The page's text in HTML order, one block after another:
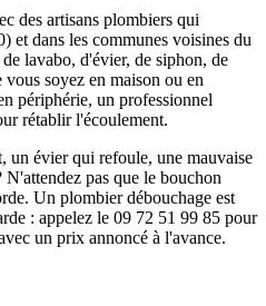
des artisans plombiers qui
et dans les communes voisines du
lavabo, d'évier, de siphon, de
soyez en maison ou en
périphérie, un professionnel
rétablir l'écoulement.
un évier qui refoule, une mauvaise
pas que le bouchon
Un plombier débouchage est
: appelez le 09 72 51 99 85 pour
un prix annoncé à l'avance.